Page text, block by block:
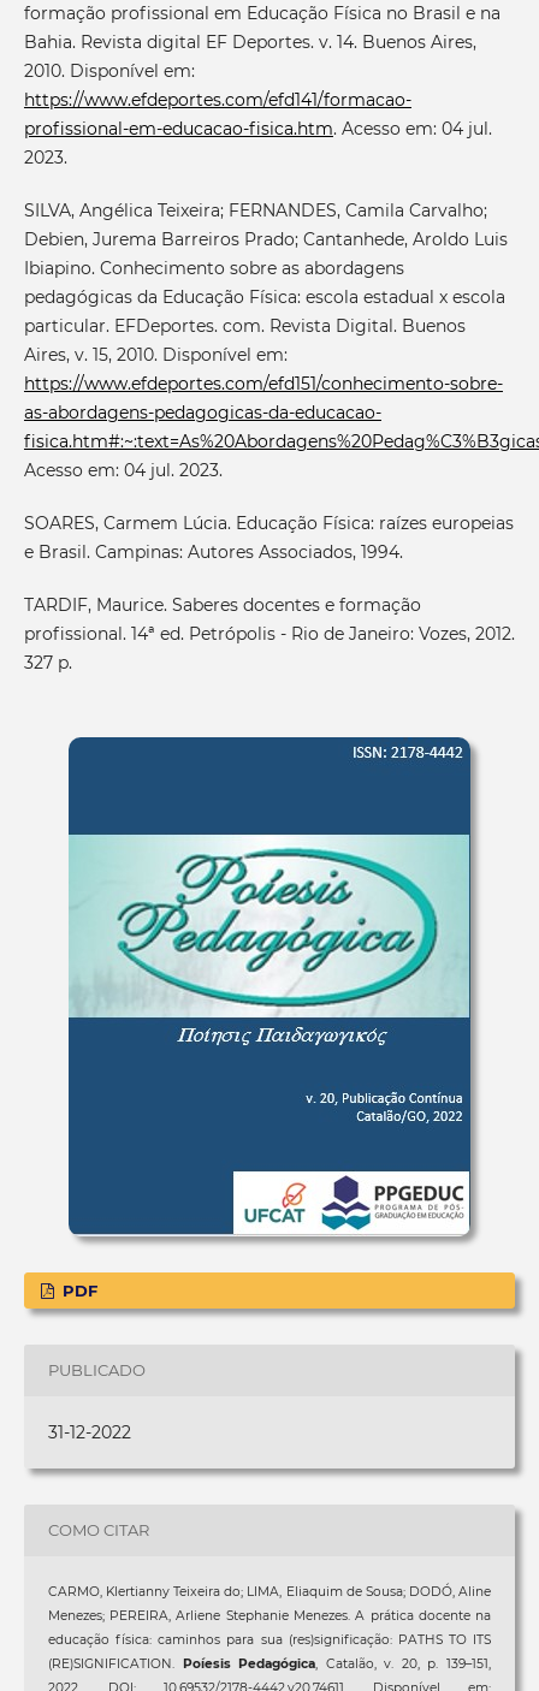
formação profissional em Educação Física no Brasil e na
Bahia. Revista digital EF Deportes. v. 14. Buenos Aires,
2010. Disponível em:
https://www.efdeportes.com/efd141/formacao-
profissional-em-educacao-fisica.htm. Acesso em: 04 jul.
2023.
SILVA, Angélica Teixeira; FERNANDES, Camila Carvalho;
Debien, Jurema Barreiros Prado; Cantanhede, Aroldo Luis
Ibiapino. Conhecimento sobre as abordagens
pedagógicas da Educação Física: escola estadual x escola
particular. EFDeportes. com. Revista Digital. Buenos
Aires, v. 15, 2010. Disponível em:
https://www.efdeportes.com/efd151/conhecimento-sobre-
as-abordagens-pedagogicas-da-educacao-
Acesso em: 04 jul. 2023.
SOARES, Carmem Lúcia. Educação Física: raízes europeias
e Brasil. Campinas: Autores Associados, 1994.
TARDIF, Maurice. Saberes docentes e formação
profissional. 14ª ed. Petrópolis - Rio de Janeiro: Vozes, 2012.
327 p.
PDF
PUBLICADO
31-12-2022
COMO CITAR
CARMO, Klertianny Teixeira do; LIMA, Eliaquim de Sousa; DODÓ, Aline
Menezes; PEREIRA, Arliene Stephanie Menezes. A prática docente na
educação física: caminhos para sua (res)significação: PATHS TO ITS
(RE)SIGNIFICATION. Poíesis Pedagógica, Catalão, v. 20, p. 139–151,
2022. DOI: 10.69532/2178-4442.v20.74611. Disponível em: